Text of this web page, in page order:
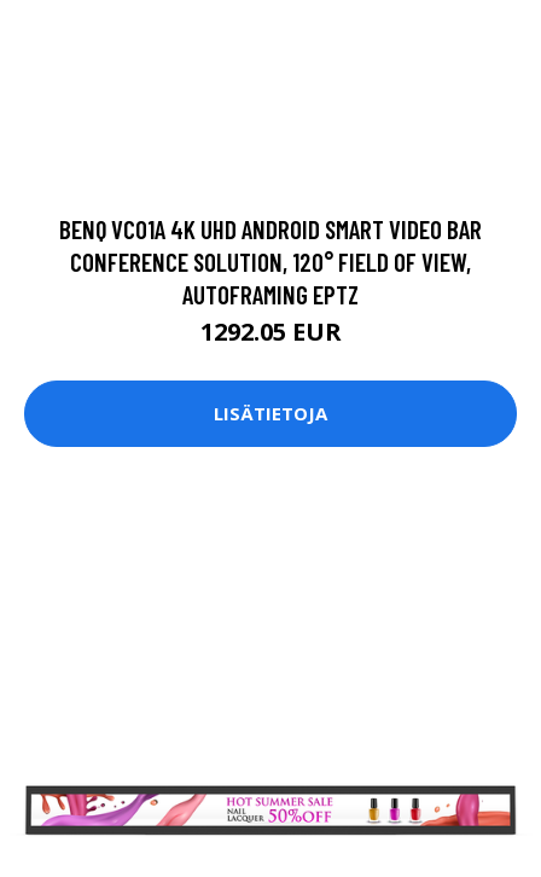
BENQ VC01A 4K UHD ANDROID SMART VIDEO BAR
CONFERENCE SOLUTION, 120° FIELD OF VIEW,
AUTOFRAMING EPTZ
1292.05 EUR
LISÄTIETOJA